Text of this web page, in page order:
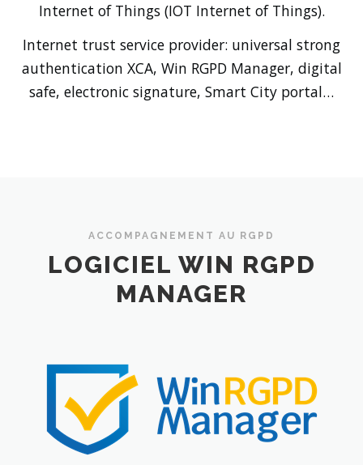
Internet of Things (IOT Internet of Things).
Internet trust service provider: universal strong
authentication XCA, Win RGPD Manager, digital
safe, electronic signature, Smart City portal…
ACCOMPAGNEMENT AU RGPD
LOGICIEL WIN RGPD
MANAGER